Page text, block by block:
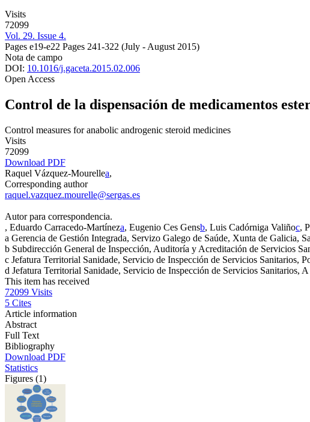
Visits
72099
Vol. 29. Issue 4.
Pages e19-e22 Pages 241-322 (July - August 2015)
Nota de campo
DOI: 10.1016/j.gaceta.2015.02.006
Open Access
Control de la dispensación de medicamentos
Control measures for anabolic androgenic steroid medicines
Visits
72099
Download PDF
Raquel Vázquez-Mourellea,
Corresponding author
raquel.vazquez.mourelle@sergas.es
Autor para correspondencia.
, Eduardo Carracedo-Martíneza, Eugenio Ces Gensb, Luis Cadórniga Valiñoc,
a Gerencia de Gestión Integrada, Servizo Galego de Saúde, Xunta de Galicia,
b Subdirección General de Inspección, Auditoría y Acreditación de Servicios
c Jefatura Territorial Sanidade, Servicio de Inspección de Servicios Sanitarios,
d Jefatura Territorial Sanidade, Servicio de Inspección de Servicios Sanitarios,
This item has received
72099 Visits
5 Cites
Article information
Abstract
Full Text
Bibliography
Download PDF
Statistics
Figures (1)